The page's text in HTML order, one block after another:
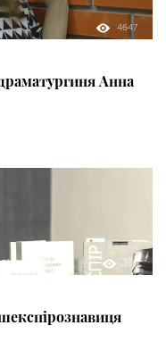
4647
Анна
161